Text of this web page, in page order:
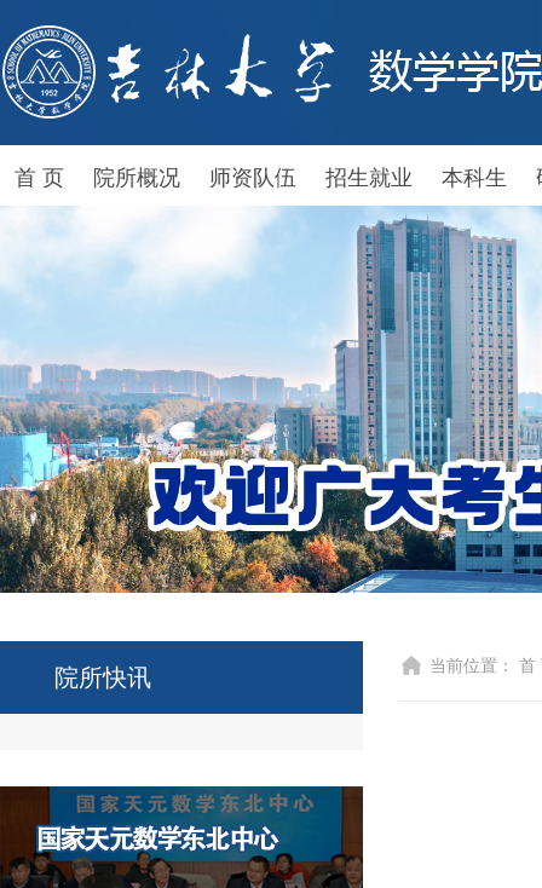
首 页 院所概况 师资队伍 招生就业 本科生
院所快讯 当前位置： 首